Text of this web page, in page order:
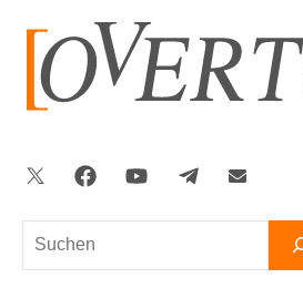
springen
Suchen
Twitter FacebookYouTubeTelegram